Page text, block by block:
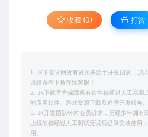
收藏 (0) 打赏
1. JK下载官网所有资源来源于开发团队，加
请联系右下角在线客服！
2. JK下载官方保障所有软件都通过人工亲测
的应用软件、游戏资源下载及程序开发服务。
3. JK开发团队针对会员诉求，历经多年拥有
上线前都经过人工测试无误后提供安装使用
用。